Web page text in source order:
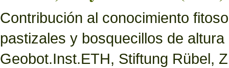
Contribución al conocimiento
pastizales y bosquecillos de
Geobot.Inst.ETH, Stiftung Rübel,